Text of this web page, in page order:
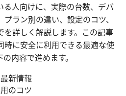
る人向けに、実際の台数、デバ
ラン別の違い、設定のコツ、
を詳しく解説します。この記事
時に安全に利用できる最適な使
内容で進めます。
新情報
のコツ